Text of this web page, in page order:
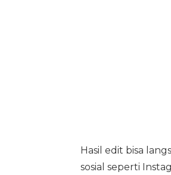
Hasil edit bisa
sosial seperti